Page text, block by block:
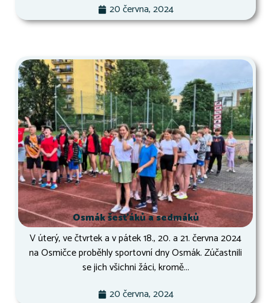
20 června, 2024
Osmák šesťáků a sedmáků
V úterý, ve čtvrtek a v pátek 18., 20. a 21. června 2024
na Osmičce proběhly sportovní dny Osmák. Zúčastnili
se jich všichni žáci, kromě...
20 června, 2024